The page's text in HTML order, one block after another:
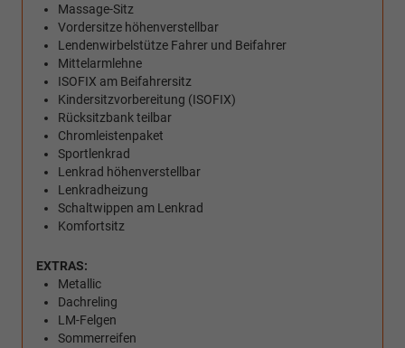
Massage-Sitz
Vordersitze höhenverstellbar
Lendenwirbelstütze Fahrer und Beifahrer
Mittelarmlehne
ISOFIX am Beifahrersitz
Kindersitzvorbereitung (ISOFIX)
Rücksitzbank teilbar
Chromleistenpaket
Sportlenkrad
Lenkrad höhenverstellbar
Lenkradheizung
Schaltwippen am Lenkrad
Komfortsitz
EXTRAS:
Metallic
Dachreling
LM-Felgen
Sommerreifen